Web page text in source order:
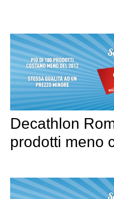
Decathlon
prodotti meno